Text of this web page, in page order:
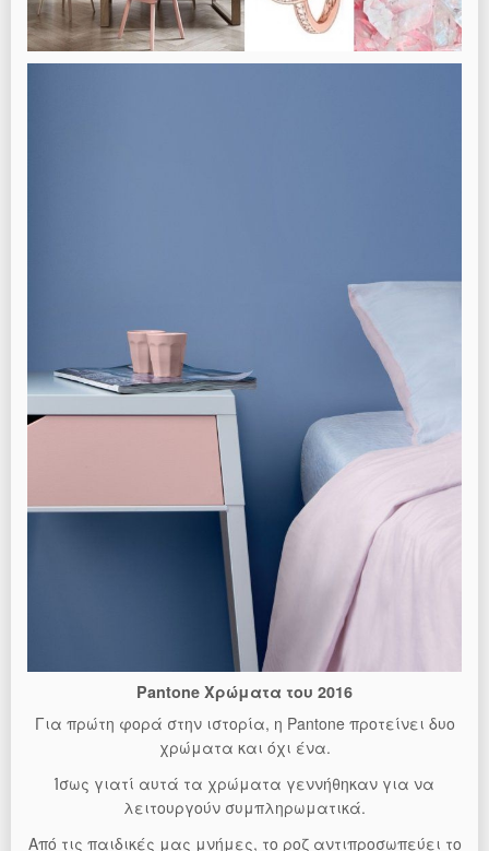
Pantone Χρώματα του 2016
Για πρώτη φορά στην ιστορία, η Pantone προτείνει δυο
χρώματα και όχι ένα.
Ίσως γιατί αυτά τα χρώματα γεννήθηκαν για να
λειτουργούν συμπληρωματικά.
Από τις παιδικές μας μνήμες, το ροζ αντιπροσωπεύει το